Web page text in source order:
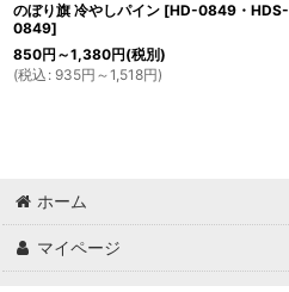
のぼり旗 冷やしパイン [HD-0849・HDS-
0849]
850円 ～1,380円(税別)
(税込 : 935円 ～1,518円)
ホーム
マイページ